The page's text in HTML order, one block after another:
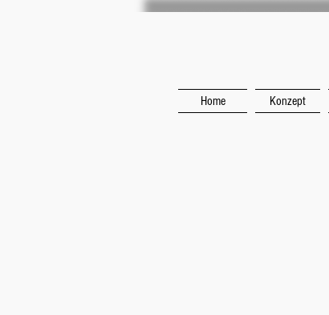
Home Konzept